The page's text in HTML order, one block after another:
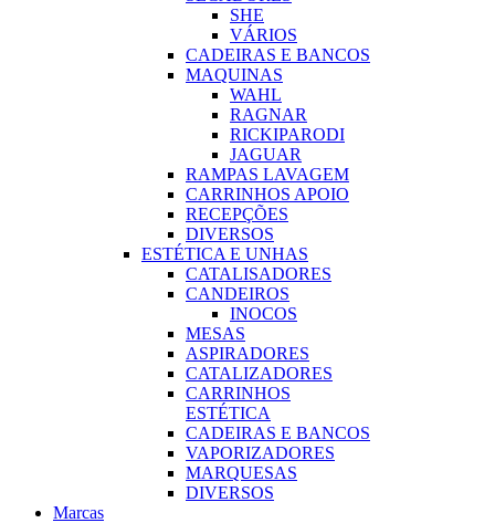
SHE
VÁRIOS
CADEIRAS E BANCOS
MAQUINAS
WAHL
RAGNAR
RICKIPARODI
JAGUAR
RAMPAS LAVAGEM
CARRINHOS APOIO
RECEPÇÕES
DIVERSOS
ESTÉTICA E UNHAS
CATALISADORES
CANDEIROS
INOCOS
MESAS
ASPIRADORES
CATALIZADORES
CARRINHOS
ESTÉTICA
CADEIRAS E BANCOS
VAPORIZADORES
MARQUESAS
DIVERSOS
Marcas